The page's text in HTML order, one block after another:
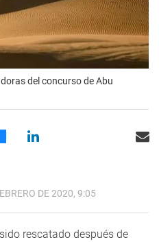
del concurso de Abu
DE 2020, 9:05
rescatado después de